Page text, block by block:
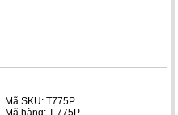
Mã SKU: T775P